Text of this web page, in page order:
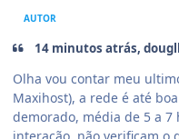
AUTOR
14 minutos atrás,
Olha vou contar meu
Maxihost), a rede é até
demorado, média de 5 a